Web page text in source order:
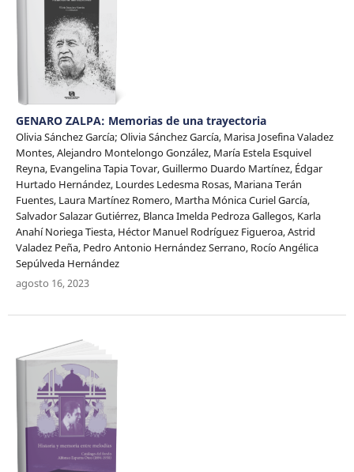
GENARO ZALPA: Memorias de una trayectoria
Olivia Sánchez García; Olivia Sánchez García, Marisa Josefina Valadez
Montes, Alejandro Montelongo González, María Estela Esquivel
Reyna, Evangelina Tapia Tovar, Guillermo Duardo Martínez, Édgar
Hurtado Hernández, Lourdes Ledesma Rosas, Mariana Terán
Fuentes, Laura Martínez Romero, Martha Mónica Curiel García,
Salvador Salazar Gutiérrez, Blanca Imelda Pedroza Gallegos, Karla
Anahí Noriega Tiesta, Héctor Manuel Rodríguez Figueroa, Astrid
Valadez Peña, Pedro Antonio Hernández Serrano, Rocío Angélica
Sepúlveda Hernández
agosto 16, 2023